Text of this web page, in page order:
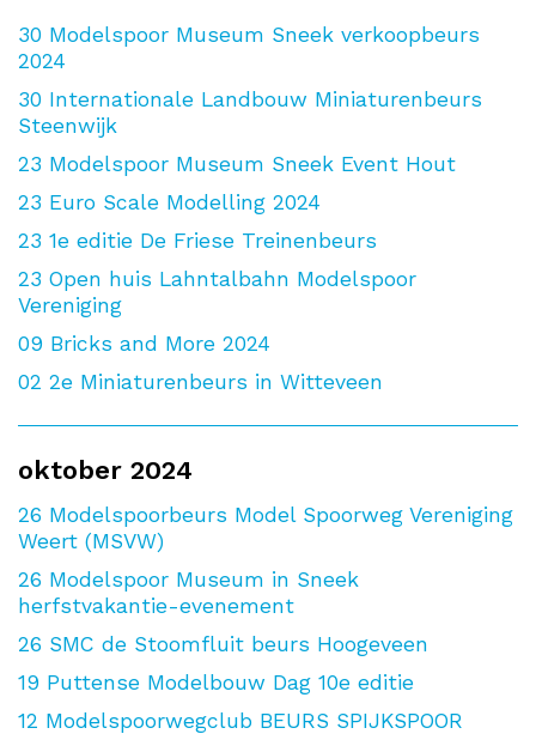
30 Modelspoor Museum Sneek verkoopbeurs
2024
30 Internationale Landbouw Miniaturenbeurs
Steenwijk
23 Modelspoor Museum Sneek Event Hout
23 Euro Scale Modelling 2024
23 1e editie De Friese Treinenbeurs
23 Open huis Lahntalbahn Modelspoor
Vereniging
09 Bricks and More 2024
02 2e Miniaturenbeurs in Witteveen
oktober 2024
26 Modelspoorbeurs Model Spoorweg Vereniging
Weert (MSVW)
26 Modelspoor Museum in Sneek
herfstvakantie-evenement
26 SMC de Stoomfluit beurs Hoogeveen
19 Puttense Modelbouw Dag 10e editie
12 Modelspoorwegclub BEURS SPIJKSPOOR